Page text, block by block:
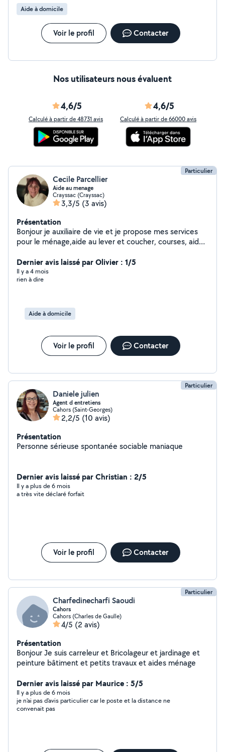
Aide à domicile
Voir le profil Contacter
Nos utilisateurs nous évaluent
4,6/5
Calculé à partir de 48731 avis
4,6/5
Calculé à partir de 66000 avis
Particulier
Cecile Parcellier
Aide au menage
Crayssac (Crayssac)
3,3/5 (3 avis)
Présentation
Bonjour je auxiliaire de vie et je propose mes services
pour le ménage,aide au lever et coucher, courses, aide
Dernier avis laissé par Olivier : 1/5
Il y a 4 mois
rien à dire
Aide à domicile
Voir le profil Contacter
Particulier
Daniele julien
Agent d entretiens
Cahors (Saint-Georges)
2,2/5 (10 avis)
Présentation
Personne sérieuse spontanée sociable maniaque
Dernier avis laissé par Christian : 2/5
Il y a plus de 6 mois
a très vite déclaré forfait
Voir le profil Contacter
Particulier
Charfedinecharfi Saoudi
Cahors
Cahors (Charles de Gaulle)
4/5 (2 avis)
Présentation
Bonjour Je suis carreleur et Bricolageur et jardinage et
peinture bâtiment et petits travaux et aides ménage
Dernier avis laissé par Maurice : 5/5
Il y a plus de 6 mois
je n'ai pas d'avis particulier car le poste et la distance ne
convenait pas